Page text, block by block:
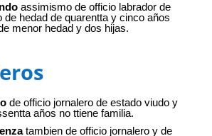
assimismo de officio labrador de
de hedad de quarentta y cinco años
menor hedad y dos hijas.
de officio jornalero de estado viudo y
años no ttiene familia.
tambien de officio jornalero y de